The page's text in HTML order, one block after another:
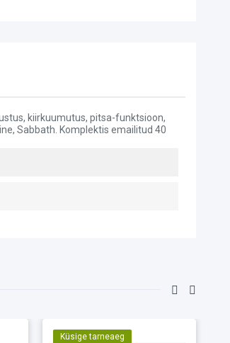
kiirkuumutus, pitsa-funktsioon,
Sabbath. Komplektis emailitud 40
Küsige tarneaeg